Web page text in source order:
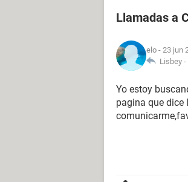
Llamadas a
elo - 23 jun
Lisbey -
Yo estoy
pagina que dice